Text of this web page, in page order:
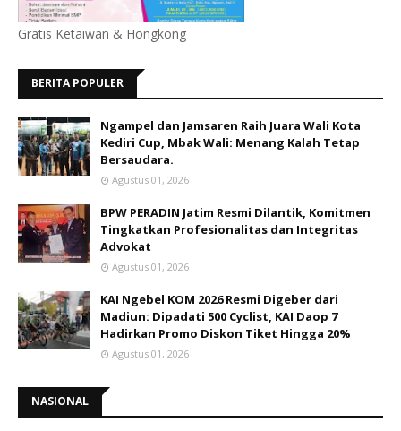
Gratis Ketaiwan & Hongkong
BERITA POPULER
Ngampel dan Jamsaren Raih Juara Wali Kota
Kediri Cup, Mbak Wali: Menang Kalah Tetap
Bersaudara.
Agustus 01, 2026
BPW PERADIN Jatim Resmi Dilantik, Komitmen
Tingkatkan Profesionalitas dan Integritas
Advokat
Agustus 01, 2026
KAI Ngebel KOM 2026 Resmi Digeber dari
Madiun: Dipadati 500 Cyclist, KAI Daop 7
Hadirkan Promo Diskon Tiket Hingga 20%
Agustus 01, 2026
NASIONAL